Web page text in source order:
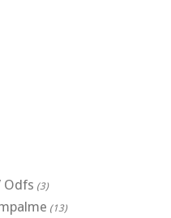
Odfs (3)
(13)